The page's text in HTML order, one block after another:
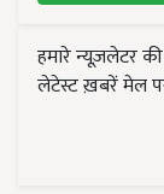
हमारे न्यूज़लेटर
लेटेस्ट ख़बरें मेल